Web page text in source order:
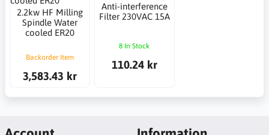
2.2kw HF Milling
Spindle Water
cooled ER20
Backorder Item
3,583.43 kr
Anti-interference
Filter 230VAC 15A
8 In Stock
110.24 kr